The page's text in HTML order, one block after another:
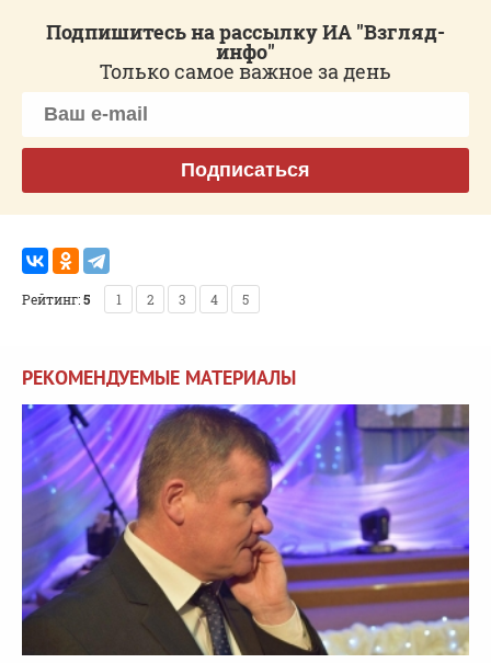
Подпишитесь на рассылку ИА "Взгляд-
инфо"
Только самое важное за день
Подписаться
Рейтинг:5 1 2 3 4 5
РЕКОМЕНДУЕМЫЕ МАТЕРИАЛЫ